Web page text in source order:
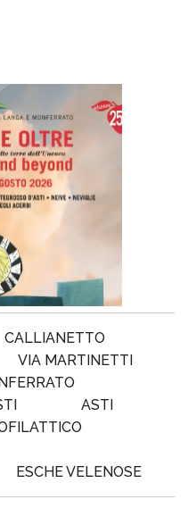
CALLIANETTO
VIA MARTINETTI
ASTI
ESCHE VELENOSE